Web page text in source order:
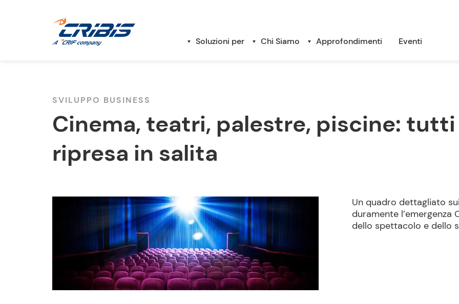
Soluzioni per Chi Siamo Approfondimenti Eventi
SVILUPPO BUSINESS
Cinema, teatri, palestre, piscine:
ripresa in salita
Un quadro dettagliato
duramente
dello spettacolo e dello